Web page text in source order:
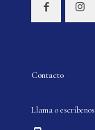
Contacto
Llama o escríbenos